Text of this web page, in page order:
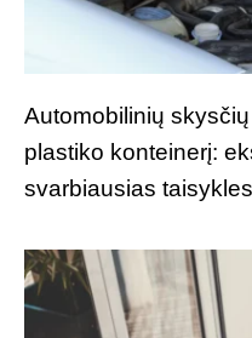
Automobilinių
plastiko konteinerį:
svarbiausias taisykles